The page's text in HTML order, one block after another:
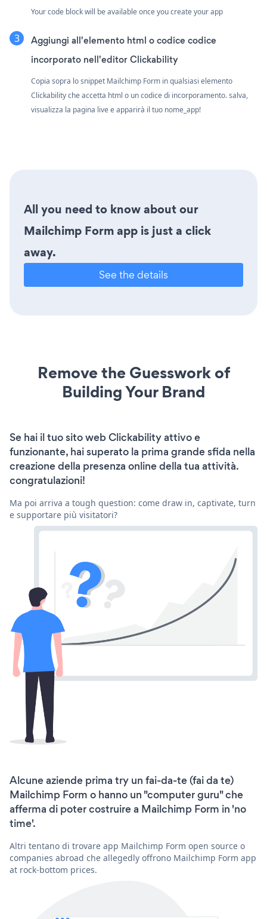
Your code block will be available once you create your app
Aggiungi all'elemento html o codice codice
incorporato nell'editor Clickability
Copia sopra lo snippet Mailchimp Form in qualsiasi elemento
Clickability che accetta html o un codice di incorporamento. salva,
visualizza la pagina live e apparirà il tuo nome_app!
All you need to know about our
Mailchimp Form app is just a click
away.
See the details
Remove the Guesswork of
Building Your Brand
Se hai il tuo sito web Clickability attivo e
funzionante, hai superato la prima grande sfida nella
creazione della presenza online della tua attività.
congratulazioni!
Ma poi arriva a tough question: come draw in, captivate, turn
e supportare più visitatori?
Alcune aziende prima try un fai-da-te (fai da te)
Mailchimp Form o hanno un "computer guru" che
afferma di poter costruire a Mailchimp Form in 'no
time'.
Altri tentano di trovare app Mailchimp Form open source o
companies abroad che allegedly offrono Mailchimp Form app
at rock-bottom prices.